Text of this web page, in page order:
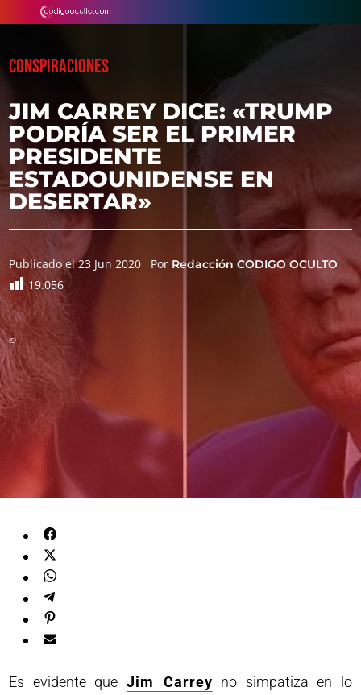
CONSPIRACIONES
JIM CARREY DICE: «TRUMP
PODRÍA SER EL PRIMER
PRESIDENTE
ESTADOUNIDENSE EN
DESERTAR»
Publicado el 23 Jun 2020 Por Redacción CODIGO OCULTO
19.056
©
Es evidente que Jim Carrey no simpatiza en lo